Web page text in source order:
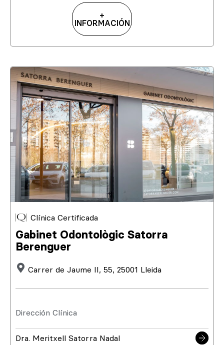
+
INFORMACIÓN
Clínica Certificada
Gabinet Odontològic Satorra
Berenguer
Carrer de Jaume II, 55, 25001 Lleida
Dirección Clínica
Dra. Meritxell Satorra Nadal